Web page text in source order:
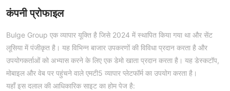
कंपनी प्रोफाइल
Bulge Group एक व्यापार यूक्ति है जिसे 2024 में स्थापित किया गया था और सेंट
लूसिया में पंजीकृत है। यह विभिन्न बाजार उपकरणों की विविधा प्रदान करता है और
उपयोगकर्ताओं को अभ्यास करने के लिए एक डेमो खाता प्रदान करता है। यह डेस्कटॉप,
मोबाइल और वेब पर पहुंचने वाले एमटी5 व्यापार प्लेटफॉर्म का उपयोग करता है।
यहाँ इस दलाल की आधिकारिक साइट का होम पेज है: